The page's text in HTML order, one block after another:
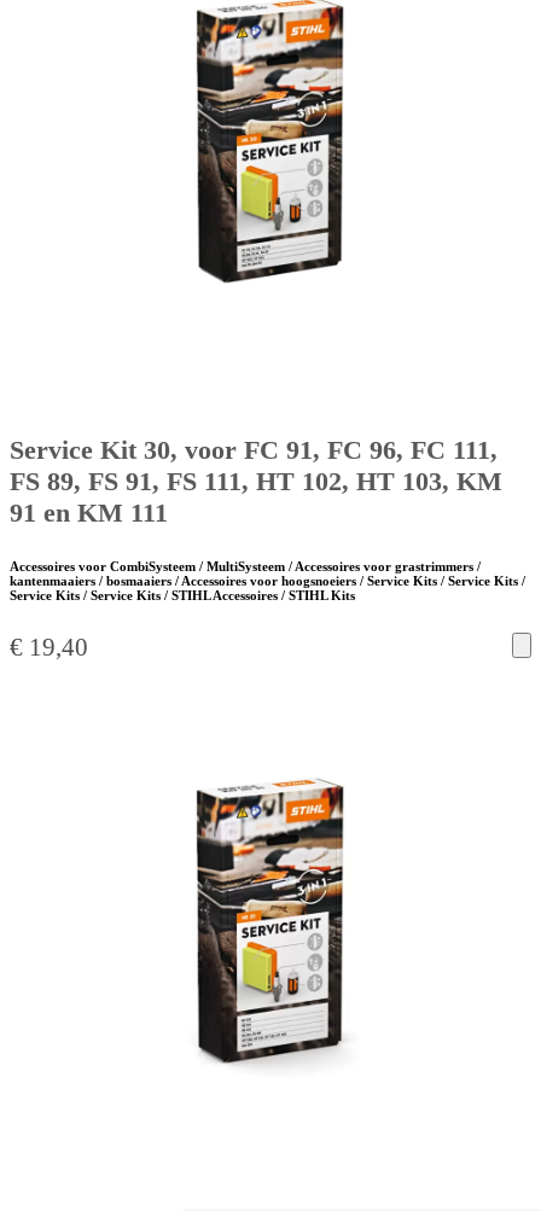
Service Kit 30, voor FC 91, FC 96, FC 111,
FS 89, FS 91, FS 111, HT 102, HT 103, KM
91 en KM 111
Accessoires voor CombiSysteem / MultiSysteem / Accessoires voor grastrimmers /
kantenmaaiers / bosmaaiers / Accessoires voor hoogsnoeiers / Service Kits / Service Kits /
Service Kits / Service Kits / STIHL Accessoires / STIHL Kits
€ 19,40